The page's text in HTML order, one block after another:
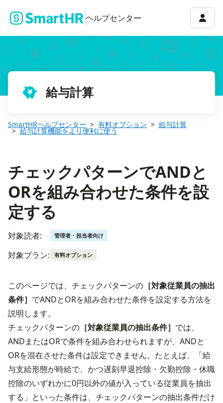
ヘルプセンター アカ
給与計算
SmartHRヘルプセンター 有料オプション 給与計算
給与計算機能をより便利に使う
チェックパターンでANDと
ORを組み合わせた条件を設
定する
対象読者: 管理者・担当者向け
対象プラン: 有料オプション
このページでは、チェックパターンの ［対象従業員の抽出
条件］ でANDとORを組み合わせた条件を設定する方法を
説明します。
チェックパターンの ［対象従業員の抽出条件］ では、
ANDまたはORで条件を組み合わせられますが、ANDと
ORを混在させた条件は設定できません。たとえば、「給
与支給形態が時給で、かつ遅刻早退控除・欠勤控除・休職
控除のいずれかに0円以外の値が入っている従業員を抽出
する」といった条件は、チェックパターンの抽出条件だけ